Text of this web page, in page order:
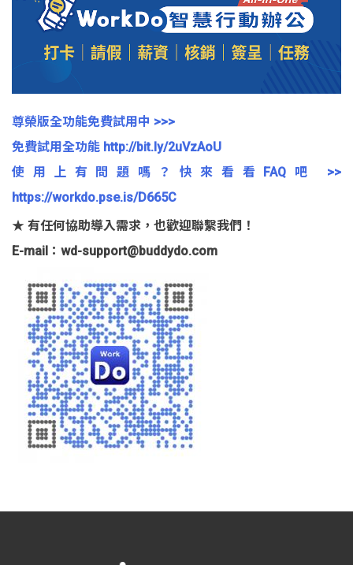
尊榮版全功能免費試用中 >>>
免費試用全功能 http://bit.ly/2uVzAoU
使用上有問題嗎？快來看看FAQ吧 >>
https://workdo.pse.is/D665C
★ 有任何協助導入需求，也歡迎聯繫我們！
E-mail：wd-support@buddydo.com